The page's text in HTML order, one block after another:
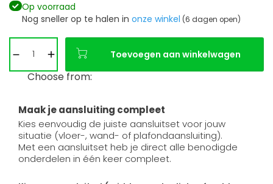
Op voorraad
Nog sneller op te halen in onze winkel (6 dagen open)
Toevoegen aan winkelwagen
Choose from:
Maak je aansluiting compleet
Kies eenvoudig de juiste aansluitset voor jouw
situatie (vloer-, wand- of plafondaansluiting).
Met een aansluitset heb je direct alle benodigde
onderdelen in één keer compleet.